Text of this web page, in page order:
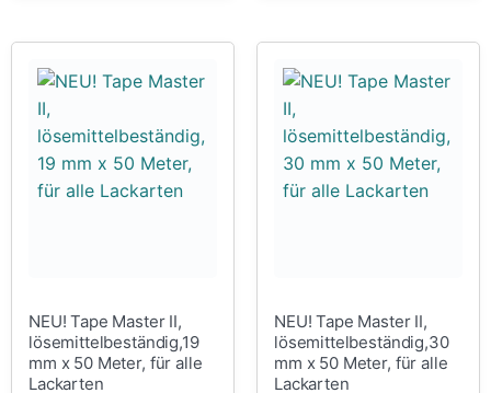
NEU! Tape Master II,
lösemittelbeständig,19
mm x 50 Meter, für alle
Lackarten
NEU! Tape Master II,
lösemittelbeständig,30
mm x 50 Meter, für alle
Lackarten